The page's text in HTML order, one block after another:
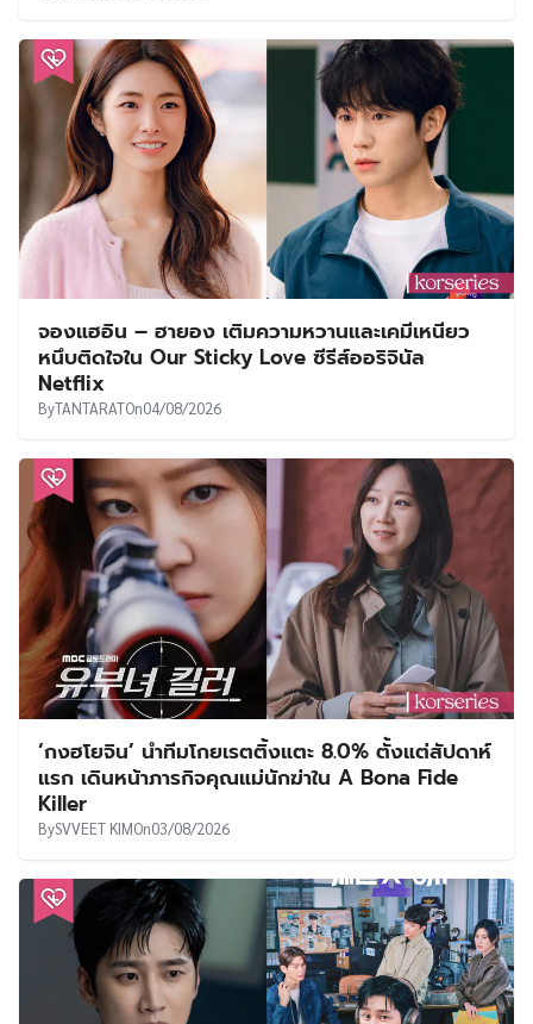
จองแฮอิน – ฮายอง เติมความหวานและเคมีเหนียว
หนึบติดใจใน Our Sticky Love ซีรีส์ออริจินัล
Netflix
ByTANTARATOn04/08/2026
‘กงฮโยจิน’ นำทีมโกยเรตติ้งแตะ 8.0% ตั้งแต่สัปดาห์
แรก เดินหน้าภารกิจคุณแม่นักฆ่าใน A Bona Fide
Killer
BySVVEET KIMOn03/08/2026